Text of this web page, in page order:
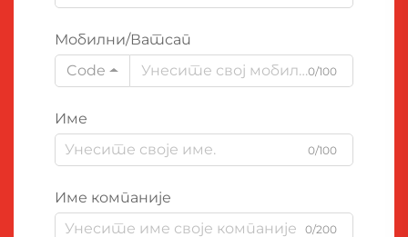
Мобилни/Ватсап
Code
0/100
Име
0/100
Име компаније
0/200